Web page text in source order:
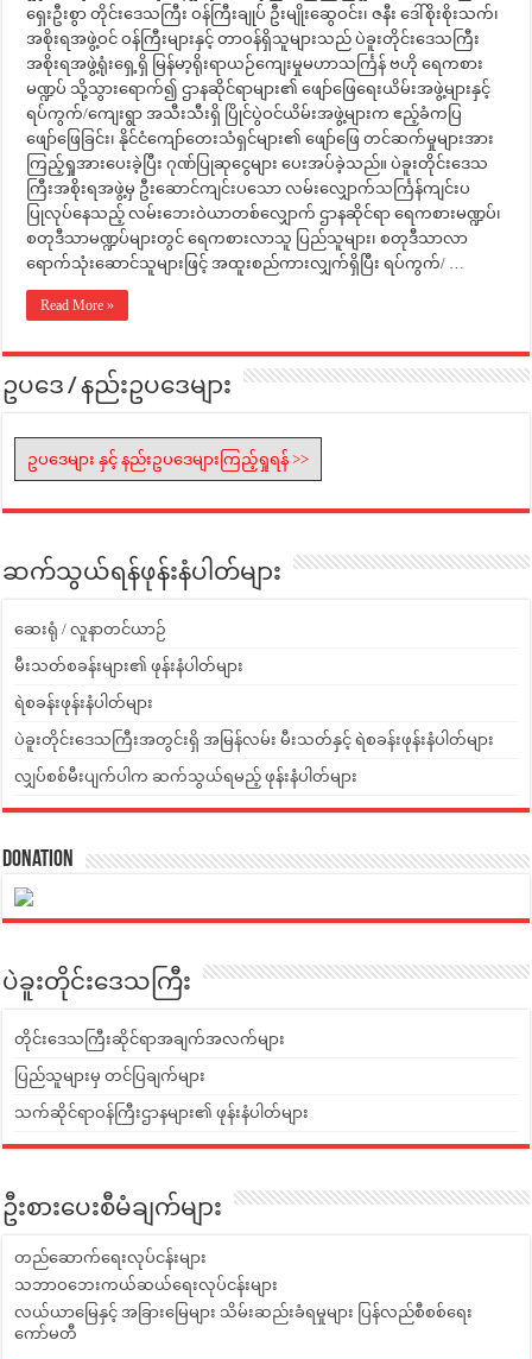
ရှေးဦးစွာ တိုင်းဒေသကြီး ဝန်ကြီးချုပ် ဦးမျိုးဆွေဝင်း၊ ဇနီး ဒေါ်စိုးစိုးသက်၊
အစိုးရအဖွဲ့ဝင် ဝန်ကြီးများနှင့် တာဝန်ရှိသူများသည် ပဲခူးတိုင်းဒေသကြီး
အစိုးရအဖွဲ့ရုံးရှေ့ရှိ မြန်မာ့ရိုးရာယဉ်ကျေးမှုမဟာသင်္ကြန် ဗဟို ရေကစား
မဏ္ဍပ် သို့သွားရောက်၍ ဌာနဆိုင်ရာများ၏ ဖျော်ဖြေရေးယိမ်းအဖွဲ့များနှင့်
ရပ်ကွက်/ကျေးရွာ အသီးသီးရှိ ပြိုင်ပွဲဝင်ယိမ်းအဖွဲ့များက ဧည့်ခံကပြ
ဖျော်ဖြေခြင်း၊ နိုင်ငံကျော်တေးသံရှင်များ၏ ဖျော်ဖြေ တင်ဆက်မှုများအား
ကြည့်ရှုအားပေးခဲ့ပြီး ဂုဏ်ပြုဆုငွေများ ပေးအပ်ခဲ့သည်။ ပဲခူးတိုင်းဒေသ
ကြီးအစိုးရအဖွဲ့မှ ဦးဆောင်ကျင်းပသော လမ်းလျှောက်သင်္ကြန်ကျင်းပ
ပြုလုပ်နေသည့် လမ်းဘေးဝဲယာတစ်လျှောက် ဌာနဆိုင်ရာ ရေကစားမဏ္ဍပ်၊
စတုဒီသာမဏ္ဍပ်များတွင် ရေကစားလာသူ ပြည်သူများ၊ စတုဒီသာလာ
ရောက်သုံးဆောင်သူများဖြင့် အထူးစည်ကားလျှက်ရှိပြီး ရပ်ကွက်/ …
Read More »
ဥပဒေ / နည်းဥပဒေများ
ဥပဒေများ နှင့် နည်းဥပဒေများကြည့်ရှုရန် >>
ဆက်သွယ်ရန်ဖုန်းနံပါတ်များ
ဆေးရုံ / လူနာတင်ယာဉ်
မီးသတ်စခန်းများ၏ ဖုန်းနံပါတ်များ
ရဲစခန်းဖုန်းနံပါတ်များ
ပဲခူးတိုင်းဒေသကြီးအတွင်းရှိ အမြန်လမ်း မီးသတ်နှင့် ရဲစခန်းဖုန်းနံပါတ်များ
လျှပ်စစ်မီးပျက်ပါက ဆက်သွယ်ရမည့် ဖုန်းနံပါတ်များ
Donation
ပဲခူးတိုင်းဒေသကြီး
တိုင်းဒေသကြီးဆိုင်ရာအချက်အလက်များ
ပြည်သူများမှ တင်ပြချက်များ
သက်ဆိုင်ရာဝန်ကြီးဌာနများ၏ ဖုန်းနံပါတ်များ
ဦးစားပေးစီမံချက်များ
တည်ဆောက်ရေးလုပ်ငန်းများ
သဘာဝဘေးကယ်ဆယ်ရေးလုပ်ငန်းများ
လယ်ယာမြေနှင့် အခြားမြေများ သိမ်းဆည်းခံရမှုများ ပြန်လည်စီစစ်ရေး
ကော်မတီ